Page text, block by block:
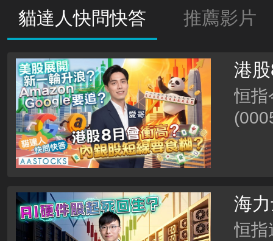
貓達人快問快答 推薦影片
港
開
恒指
海
月
恒指